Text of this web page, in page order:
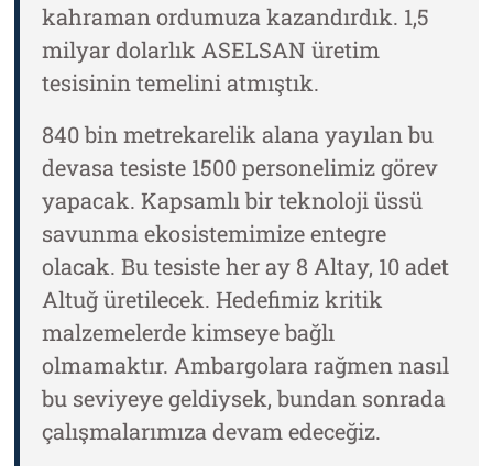
kahraman ordumuza kazandırdık. 1,5
milyar dolarlık ASELSAN üretim
tesisinin temelini atmıştık.
840 bin metrekarelik alana yayılan bu
devasa tesiste 1500 personelimiz görev
yapacak. Kapsamlı bir teknoloji üssü
savunma ekosistemimize entegre
olacak. Bu tesiste her ay 8 Altay, 10 adet
Altuğ üretilecek. Hedefimiz kritik
malzemelerde kimseye bağlı
olmamaktır. Ambargolara rağmen nasıl
bu seviyeye geldiysek, bundan sonrada
çalışmalarımıza devam edeceğiz.